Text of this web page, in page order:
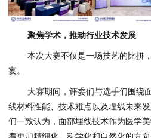
聚焦学术，推动行业技术发展
本次大赛不仅是一场技艺的比拼
宴。
大赛期间，评委们与选手们围绕
线材料性能、技术难点以及埋线未来
们一致认为，面部埋线技术作为医学
着更加精细化、科学化和自然化的方向